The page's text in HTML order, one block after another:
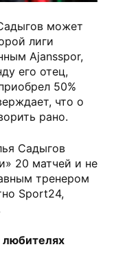
может
лиги
Ajansspor,
его отец,
50%
что о
рано.
Садыгов
20 матчей и не
тренером
Sport24,
любителях